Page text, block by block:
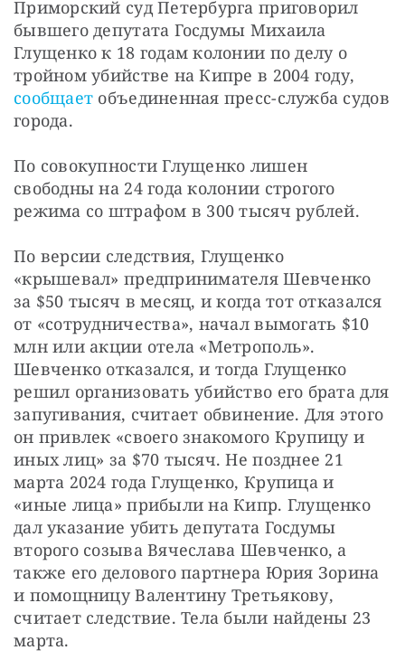
Приморский суд Петербурга приговорил
бывшего депутата Госдумы Михаила
Глущенко к 18 годам колонии по делу о
сообщает объединенная пресс-служба судов
города.
По совокупности Глущенко лишен
свободны на 24 года колонии строгого
режима со штрафом в 300 тысяч рублей.
По версии следствия, Глущенко
«крышевал» предпринимателя Шевченко
за $50 тысяч в месяц, и когда тот отказался
от «сотрудничества», начал вымогать $10
млн или акции отела «Метрополь».
Шевченко отказался, и тогда Глущенко
решил организовать убийство его брата для
запугивания, считает обвинение. Для этого
он привлек «своего знакомого Крупицу и
иных лиц» за $70 тысяч. Не позднее 21
марта 2024 года Глущенко, Крупица и
«иные лица» прибыли на Кипр. Глущенко
дал указание убить депутата Госдумы
второго созыва Вячеслава Шевченко, а
также его делового партнера Юрия Зорина
и помощницу Валентину Третьякову,
считает следствие. Тела были найдены 23
марта.